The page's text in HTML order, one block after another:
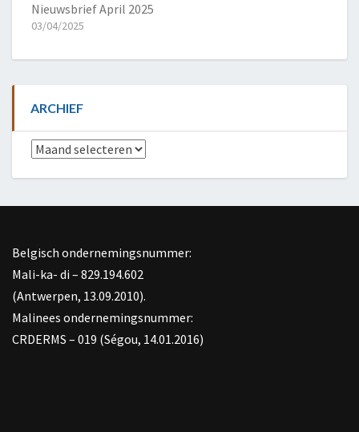
Nieuwsbrief April 2025
03/04/2025
ARCHIEF
Archief
Belgisch ondernemingsnummer:
Mali-ka- di – 829.194.602
(Antwerpen, 13.09.2010).
Malinees ondernemingsnummer:
CRDERMS – 019 (Ségou, 14.01.2016)